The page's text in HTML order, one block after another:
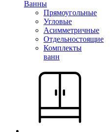
Ванны
Прямоугольные
Угловые
Асимметричные
Отдельностоящие
Комплекты
ванн